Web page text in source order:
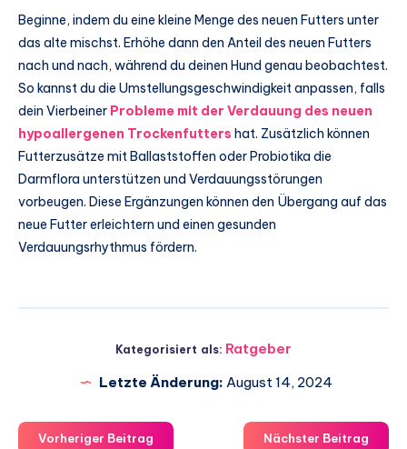
Beginne, indem du eine kleine Menge des neuen Futters unter
das alte mischst. Erhöhe dann den Anteil des neuen Futters
nach und nach, während du deinen Hund genau beobachtest.
So kannst du die Umstellungsgeschwindigkeit anpassen, falls
dein Vierbeiner Probleme mit der Verdauung des neuen
hypoallergenen Trockenfutters hat. Zusätzlich können
Futterzusätze mit Ballaststoffen oder Probiotika die
Darmflora unterstützen und Verdauungsstörungen
vorbeugen. Diese Ergänzungen können den Übergang auf das
neue Futter erleichtern und einen gesunden
Verdauungsrhythmus fördern.
Kategorisiert als: Ratgeber
Letzte Änderung: August 14, 2024
Vorheriger Beitrag Nächster Beitrag